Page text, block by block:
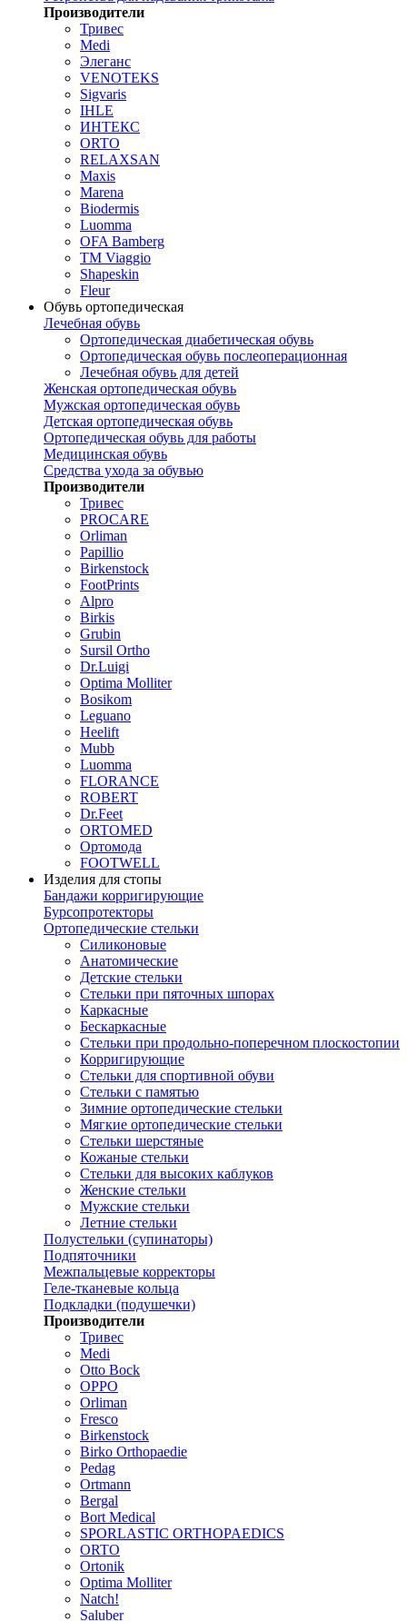
Производители
Тривес
Medi
Элеганс
VENOTEKS
Sigvaris
IHLE
ИНТЕКС
ORTO
RELAXSAN
Maxis
Marena
Biodermis
Luomma
OFA Bamberg
TM Viaggio
Shapeskin
Fleur
Обувь ортопедическая
Лечебная обувь
Ортопедическая диабетическая обувь
Ортопедическая обувь послеоперационная
Лечебная обувь для детей
Женская ортопедическая обувь
Мужская ортопедическая обувь
Детская ортопедическая обувь
Ортопедическая обувь для работы
Медицинская обувь
Средства ухода за обувью
Производители
Тривес
PROCARE
Orliman
Papillio
Birkenstock
FootPrints
Alpro
Birkis
Grubin
Sursil Ortho
Dr.Luigi
Optima Molliter
Bosikom
Leguano
Heelift
Mubb
Luomma
FLORANCE
ROBERT
Dr.Feet
ORTOMED
Ортомода
FOOTWELL
Изделия для стопы
Бандажи корригирующие
Бурсопротекторы
Ортопедические стельки
Силиконовые
Анатомические
Детские стельки
Стельки при пяточных шпорах
Каркасные
Бескаркасные
Стельки при продольно-поперечном плоскостопии
Корригирующие
Стельки для спортивной обуви
Стельки с памятью
Зимние ортопедические стельки
Мягкие ортопедические стельки
Стельки шерстяные
Кожаные стельки
Стельки для высоких каблуков
Женские стельки
Мужские стельки
Летние стельки
Полустельки (супинаторы)
Подпяточники
Межпальцевые корректоры
Геле-тканевые кольца
Подкладки (подушечки)
Производители
Тривес
Medi
Otto Bock
OPPO
Orliman
Fresco
Birkenstock
Birko Orthopaedie
Pedag
Ortmann
Bergal
Bort Medical
SPORLASTIC ORTHOPAEDICS
ORTO
Ortonik
Optima Molliter
Natch!
Saluber